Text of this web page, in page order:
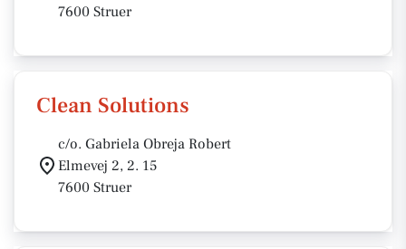
7600 Struer
Clean Solutions
c/o. Gabriela Obreja Robert
Elmevej 2, 2. 15
7600 Struer